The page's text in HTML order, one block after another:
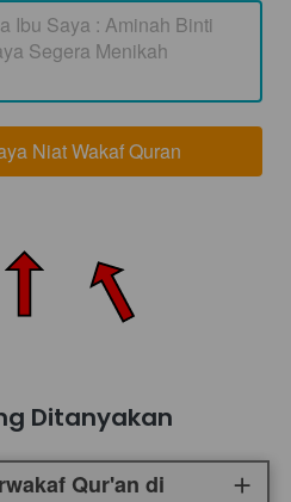
Niat Wakaf Quran
Ditanyakan
Qur'an di